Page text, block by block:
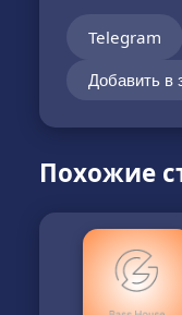
Telegram
Добавить в
Похожие